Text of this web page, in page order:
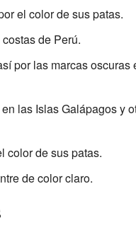
el color de sus patas.
de Perú.
por las marcas oscuras
las Islas Galápagos y
color de sus patas.
de color claro.